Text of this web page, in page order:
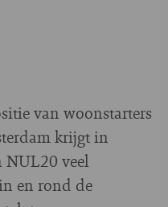
van woonstarters
krijgt in
NUL20 veel
en rond de